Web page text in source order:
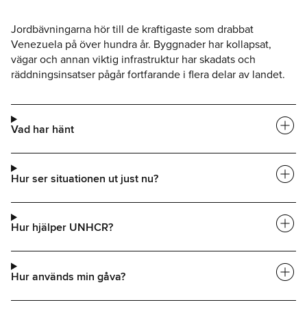
Jordbävningarna hör till de kraftigaste som drabbat
Venezuela på över hundra år. Byggnader har kollapsat,
vägar och annan viktig infrastruktur har skadats och
räddningsinsatser pågår fortfarande i flera delar av landet.
Vad har hänt add_circle
Hur ser situationen ut just nu? add_circle
Hur hjälper UNHCR? add_circle
Hur används min gåva? add_circle